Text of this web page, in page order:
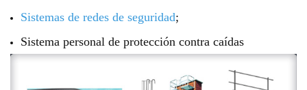
Sistemas de redes de seguridad;
Sistema personal de protección contra caídas